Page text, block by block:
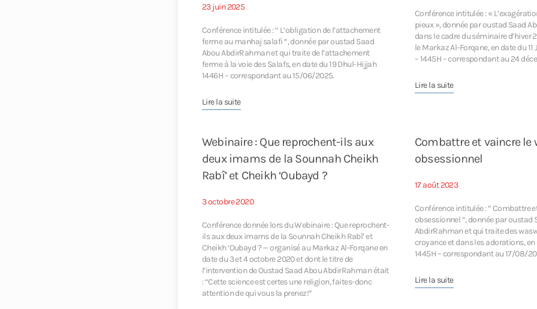
23 juin 2025
Conférence intitulée : “ L’obligation de l’attachement
ferme au manhaj salafi “, donnée par oustad Saad
Abou AbdirRahman et qui traite de l’attachement
ferme à la voie des Salafs, en date du 19 Dhul-Hijjah
1446H – correspondant au 15/06/2025.
Lire la suite
Conférence intitulée : «
pieux », donnée par oustad Saad
dans le cadre du séminaire d’hiver
le Markaz Al-Forqane, en date du
– 1445H – correspondant au 24
Lire la suite
Webinaire : Que reprochent-ils aux
deux imams de la Sounnah Cheikh
Rabî’ et Cheikh ‘Oubayd ?
3 octobre 2020
Conférence donnée lors du Webinaire : Que reprochent-
ils aux deux imams de la Sounnah Cheikh Rabî’ et
Cheikh ‘Oubayd ? — organisé au Markaz Al-Forqane en
date du 3 et 4 octobre 2020 et dont le titre de
l’intervention de Oustad Saad Abou AbdirRahman était
: “Cette science est certes une religion, faites-donc
attention de qui vous la prenez!”
Combattre et vaincre le
obsessionnel
17 août 2023
Conférence intitulée : “ Combattre
obsessionnel “, donnée par oustad
AbdirRahman et qui traite des
croyance et dans les adorations, en
1445H – correspondant au 17/08/
Lire la suite